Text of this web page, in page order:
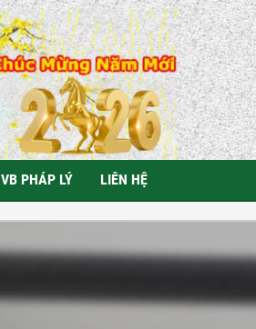
VB PHÁP LÝ LIÊN HỆ